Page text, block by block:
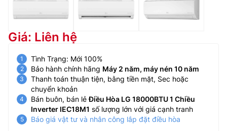
Giá: Liên hệ
Tình Trạng: Mới 100%
Bảo hành chính hãng Máy 2 năm, máy nén 10 năm
Thanh toán thuận tiện, bằng tiền mặt, Sec hoặc
chuyển khoản
Bán buôn, bán lẻĐiều Hòa LG 18000BTU 1 Chiều
Inverter IEC18M1 số lượng lớn với giá cạnh tranh
Báo giá vật tư và nhân công lắp đặt điều hòa